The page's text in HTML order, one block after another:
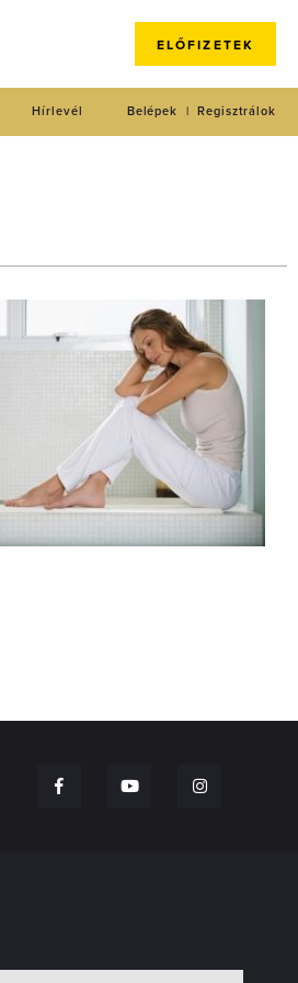
ELŐFIZETEK
Regisztrálok
Belépek
Hírlevél